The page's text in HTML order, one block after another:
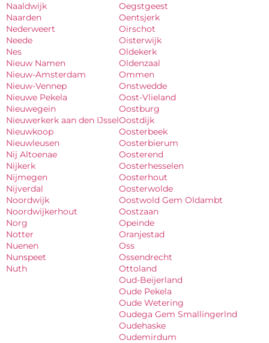
Naaldwijk
Naarden
Nederweert
Neede
Nes
Nieuw Namen
Nieuw-Amsterdam
Nieuw-Vennep
Nieuwe Pekela
Nieuwegein
Nieuwerkerk aan den IJssel
Nieuwkoop
Nieuwleusen
Nij Altoenae
Nijkerk
Nijmegen
Nijverdal
Noordwijk
Noordwijkerhout
Norg
Notter
Nuenen
Nunspeet
Nuth
Oegstgeest
Oentsjerk
Oirschot
Oisterwijk
Oldekerk
Oldenzaal
Ommen
Onstwedde
Oost-Vlieland
Oostburg
Oostdijk
Oosterbeek
Oosterbierum
Oosterend
Oosterhesselen
Oosterhout
Oosterwolde
Oostwold Gem Oldambt
Oostzaan
Opeinde
Oranjestad
Oss
Ossendrecht
Ottoland
Oud-Beijerland
Oude Pekela
Oude Wetering
Oudega Gem Smallingerlnd
Oudehaske
Oudemirdum